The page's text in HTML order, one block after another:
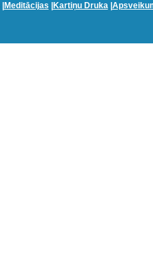
Meditācijas Kartiņu Druka|